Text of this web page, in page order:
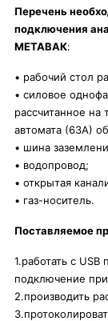
Перечень
подключения
МЕТАВАК:
• рабочий стол
• силовое
рассчитанное на
автомата (63А)
• шина
• водопровод;
• открытая
• газ-носитель.
Поставляемое
1.работать с
подключение
2.производить